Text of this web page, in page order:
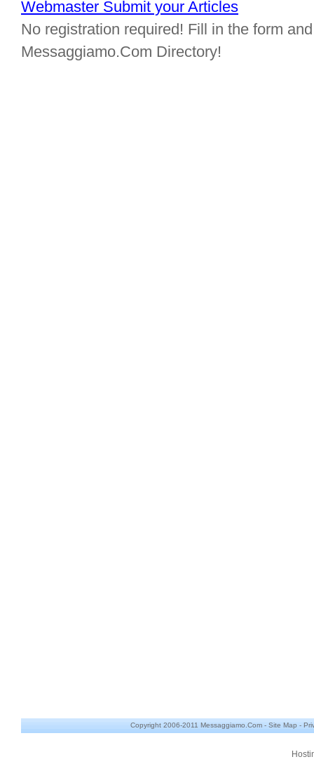
Webmaster Submit your Articles
No registration required! Fill in the form
Messaggiamo.Com Directory!
Copyright 2006-2011 Messaggiamo.Com - Site Map -